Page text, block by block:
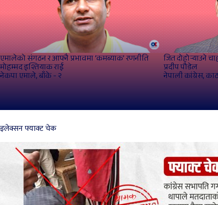
एमालेको संगठन र आफ्नै प्रभावमा ‘कमब्याक’ रणनीति
मोहम्मद इश्तियाक राई
नेकपा एमाले, बाँके - २
जित दोहोर्‍याउने
प्रदीप पौडेल
नेपाली कांग्रेस,
इलेक्सन फ्याक्ट चेक